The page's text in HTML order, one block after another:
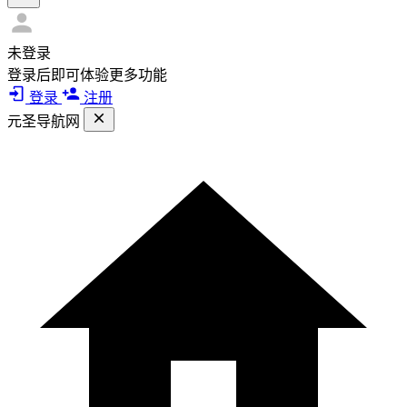
未登录
登录后即可体验更多功能
登录
注册
元圣导航网